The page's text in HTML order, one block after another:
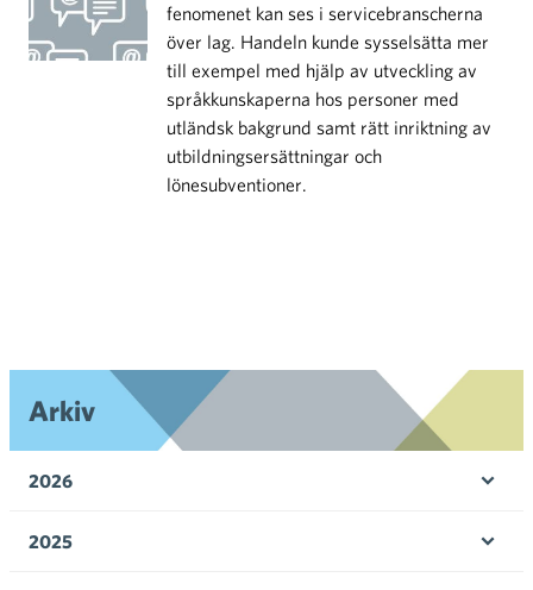
fenomenet kan ses i servicebranscherna
över lag. Handeln kunde sysselsätta mer
till exempel med hjälp av utveckling av
språkkunskaperna hos personer med
utländsk bakgrund samt rätt inriktning av
utbildningsersättningar och
lönesubventioner.
Arkiv
2026
2025